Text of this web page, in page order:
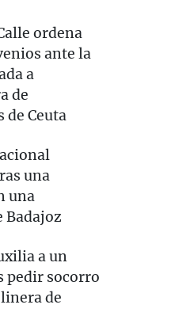
ordena
ante la
a
de
Ceuta
una
una
Badajoz
a un
pedir socorro
de